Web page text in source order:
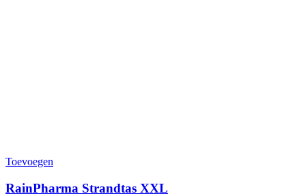
Toevoegen
RainPharma Strandtas XXL